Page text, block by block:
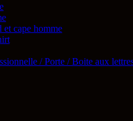
et cape homme
/ Porte / Boite aux